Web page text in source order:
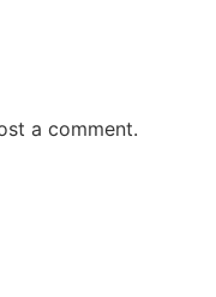
a comment.